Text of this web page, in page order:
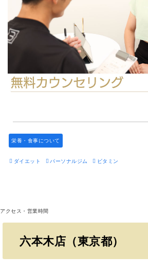
栄養・食事について
ダイエット パーソナルジム ビタミン
アクセス・営業時間
六本木店（東京都）